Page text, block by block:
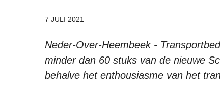
7 JULI 2021
Neder-Over-Heembeek -
minder dan 60 stuks van de nieuwe
behalve het enthousiasme van het